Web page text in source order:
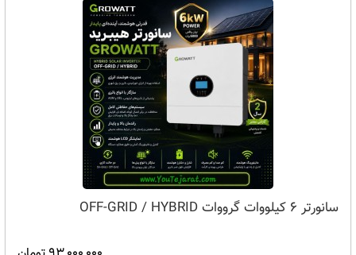
سانورتر 6 کیلووات گرووات OFF-GRID / HYBRID